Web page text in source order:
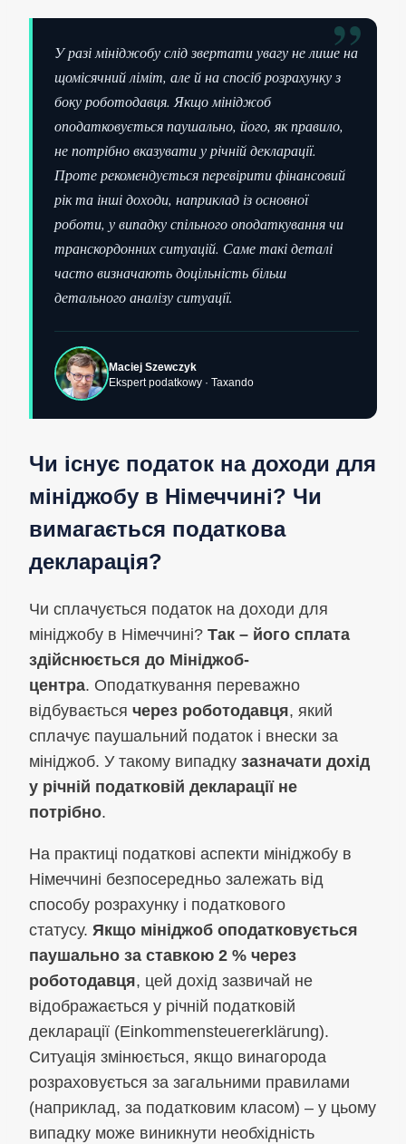
”
У разі мініджобу слід звертати увагу не лише на
щомісячний ліміт, але й на спосіб розрахунку з
боку роботодавця. Якщо мініджоб
оподатковується паушально, його, як правило,
не потрібно вказувати у річній декларації.
Проте рекомендується перевірити фінансовий
рік та інші доходи, наприклад із основної
роботи, у випадку спільного оподаткування чи
транскордонних ситуацій. Саме такі деталі
часто визначають доцільність більш
детального аналізу ситуації.
Maciej Szewczyk
Ekspert podatkowy · Taxando
Чи існує податок на доходи для
мініджобу в Німеччині? Чи
вимагається податкова
декларація?
Чи сплачується податок на доходи для
мініджобу в Німеччині? Так – його сплата
здійснюється до Мініджоб-
центра. Оподаткування переважно
відбувається через роботодавця, який
сплачує паушальний податок і внески за
мініджоб. У такому випадку зазначати дохід
у річній податковій декларації не
потрібно.
На практиці податкові аспекти мініджобу в
Німеччині безпосередньо залежать від
способу розрахунку і податкового
статусу. Якщо мініджоб оподатковується
паушально за ставкою 2 % через
роботодавця, цей дохід зазвичай не
відображається у річній податковій
декларації (Einkommensteuererklärung).
Ситуація змінюється, якщо винагорода
розраховується за загальними правилами
(наприклад, за податковим класом) – у цьому
випадку може виникнути необхідність